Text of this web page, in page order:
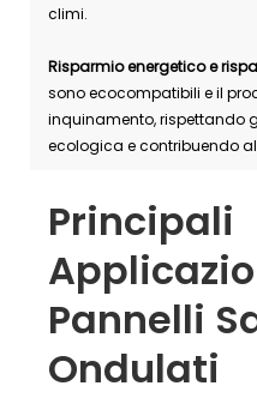
climi.
Risparmio energetico e
sono ecocompatibili e il
inquinamento, rispettando
ecologica e contribuendo
Principali
Pannelli
Ondulati